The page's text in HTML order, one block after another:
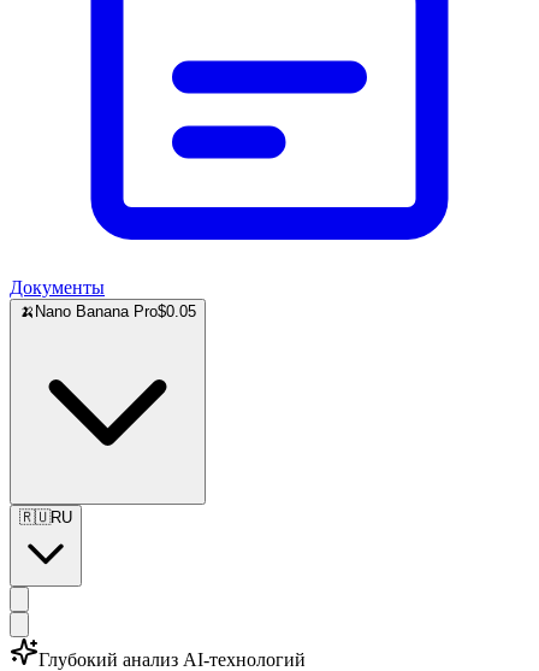
Документы
🍌 Nano Banana Pro$0.05
🇷🇺RU
Глубокий анализ AI-технологий